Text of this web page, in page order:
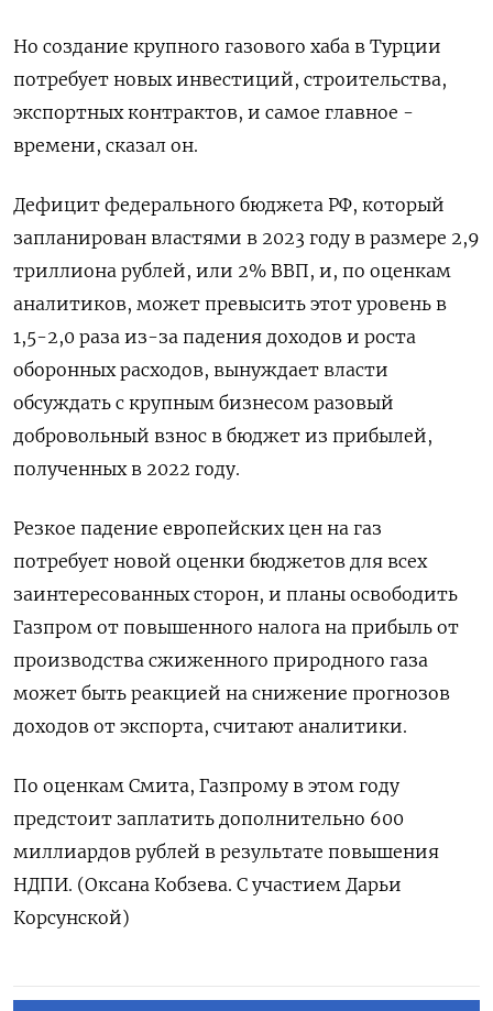
Но создание крупного газового хаба в Турции
потребует новых инвестиций, строительства,
экспортных контрактов, и самое главное -
времени, сказал он.
Дефицит федерального бюджета РФ, который
запланирован властями в 2023 году в размере 2,9
триллиона рублей, или 2% ВВП, и, по оценкам
аналитиков, может превысить этот уровень в
1,5-2,0 раза из-за падения доходов и роста
оборонных расходов, вынуждает власти
обсуждать с крупным бизнесом разовый
добровольный взнос в бюджет из прибылей,
полученных в 2022 году.
Резкое падение европейских цен на газ
потребует новой оценки бюджетов для всех
заинтересованных сторон, и планы освободить
Газпром от повышенного налога на прибыль от
производства сжиженного природного газа
может быть реакцией на снижение прогнозов
доходов от экспорта, считают аналитики.
По оценкам Смита, Газпрому в этом году
предстоит заплатить дополнительно 600
миллиардов рублей в результате повышения
НДПИ. (Оксана Кобзева. С участием Дарьи
Корсунской)